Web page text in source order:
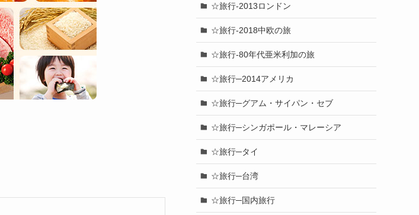
☆旅行-2013ロンドン
☆旅行-2018中欧の旅
☆旅行-80年代亜米利加の旅
☆旅行─2014アメリカ
☆旅行─グアム・サイパン・セブ
☆旅行─シンガポール・マレーシア
☆旅行─タイ
☆旅行─台湾
☆旅行─国内旅行